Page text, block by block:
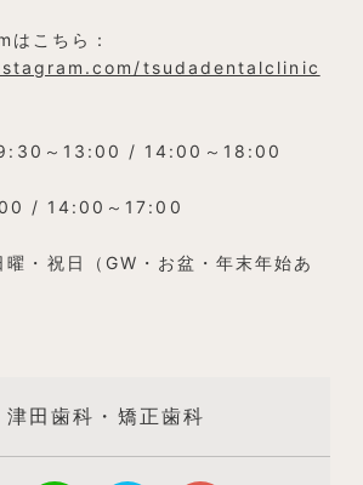
こちら：
tsudadentalclinic
9:30～13:00 / 14:00～18:00
/ 14:00～17:00
・祝日（GW・お盆・年末年始あ
津田歯科・矯正歯科